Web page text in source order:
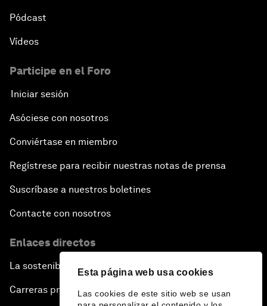
Esta página web usa cookies
Las cookies de este sitio web se usan
Pódcast
Vídeos
Participe en el Foro
Iniciar sesión
Asóciese con nosotros
Conviértase en miembro
Regístrese para recibir nuestras notas de prensa
Suscríbase a nuestros boletines
Contacte con nosotros
Enlaces directos
La sostenibilidad en el Foro
Carreras profesionales